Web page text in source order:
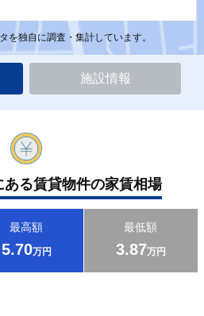
独自に調査・集計しています。
施設情報
る賃貸物件の家賃相場
最高額
5.70万円
最低額
3.87万円